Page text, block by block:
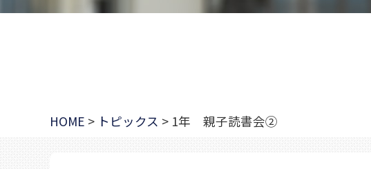
HOME > トピックス > 1年 親子読書会②